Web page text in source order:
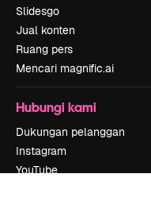
Slidesgo
Jual konten
Ruang pers
Mencari magnific.ai
Hubungi kami
Dukungan pelanggan
Instagram
YouTube